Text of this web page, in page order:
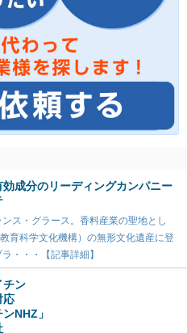
成分のリーディングカンパニー
ス・グラース。香料産業の聖地とし
育科学文化機構）の無形文化遺産に登
・・・【記事詳細】
チン
応
NHZ」